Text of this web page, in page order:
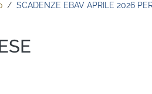
SCADENZE EBAV APRILE 2026